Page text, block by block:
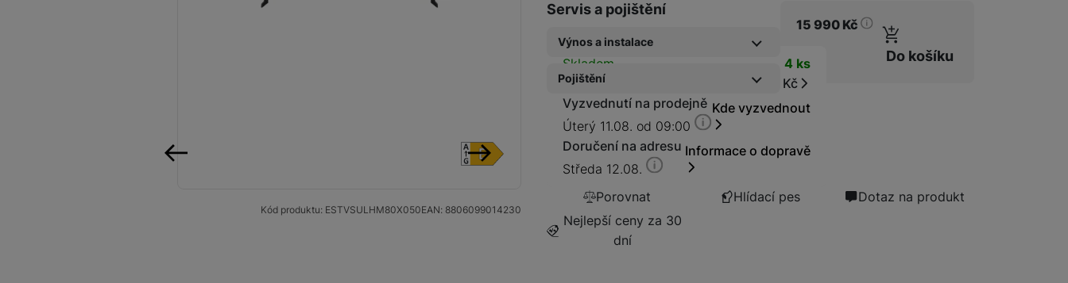
Předobjednejte novou
Servis a pojištění
Výnos a instalace
Samsung prémiová instalace
Samsung Prémiová doprava zahrnuje doručení,
1 499Kč
Pojištění
Pojištění Space care 1 rok
Pojištění kryje náhodné poškození výrobku, krádež nebo
679
Kč
Pojištění Space care 2 roky
Pojištění kryje náhodné poškození výrobku, krádež nebo
15 990 Kč
Do košíku
Dostupnost
Skladem
4 ks
Koupit na splátky
Od 411 Kč
Vyzvednutí na prodejně
Úterý 11.08. od 09:00
Kde vyzvednout
Doručení na adresu
Středa 12.08.
Informace o dopravě
Porovnat Hlídací pes
Dotaz na produkt
Nejlepší ceny za 30
dní
Kód produktu: ESTVSULHM80X050EAN: 8806099014230